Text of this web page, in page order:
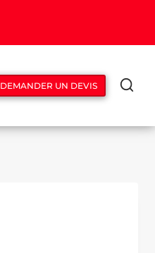
DEMANDER UN DEVIS